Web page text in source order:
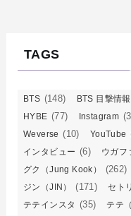
TAGS
BTS (148) BTS 目撃情
HYBE (77) Instagram
Weverse (10) YouTube
インタビュー (6) ウガフ
グク（Jung Kook） (262)
ジン（JIN） (171) セトリ
テテインスタ (35) テテ